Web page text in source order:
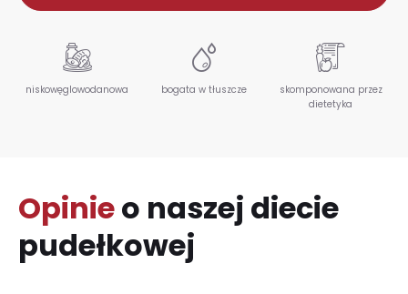
niskowęglowodanowa bogata w tłuszcze
skomponowana przez
dietetyka
Opinieo naszej diecie
pudełkowej